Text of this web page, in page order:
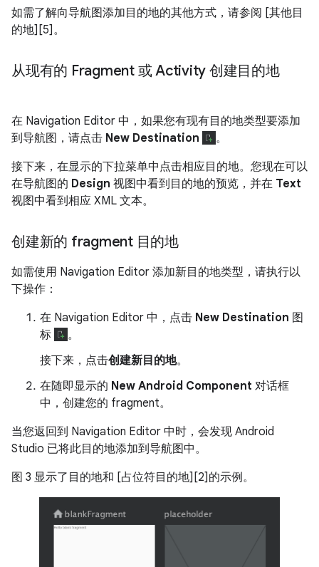
如需了解向导航图添加目的地的其他方式，请参阅 [其他目
的地][5]。
从现有的 Fragment 或 Activity 创建目的地
在 Navigation Editor 中，如果您有现有目的地类型要添加
到导航图，请点击 New Destination
。
接下来，在显示的下拉菜单中点击相应目的地。您现在可以
在导航图的 Design 视图中看到目的地的预览，并在 Text
视图中看到相应 XML 文本。
创建新的 fragment 目的地
如需使用 Navigation Editor 添加新目的地类型，请执行以
下操作：
在 Navigation Editor 中，点击 New Destination 图
标
。
接下来，点击创建新目的地。
在随即显示的 New Android Component 对话框
中，创建您的 fragment。
当您返回到 Navigation Editor 中时，会发现 Android
Studio 已将此目的地添加到导航图中。
图 3 显示了目的地和 [占位符目的地][2]的示例。